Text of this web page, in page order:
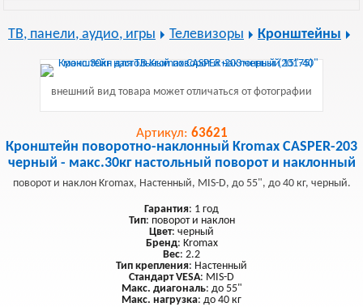
ТВ, панели, аудио, игры Телевизоры Кронштейны
внешний вид товара может отличаться от фотографии
Артикул: 63621
Кронштейн поворотно-наклонный Kromax CASPER-203
черный - макс.30кг настольный поворот и наклонный
поворот и наклон Kromax, Настенный, MIS-D, до 55", до 40 кг, черный.
Гарантия: 1 год
Тип: поворот и наклон
Цвет: черный
Бренд: Kromax
Вес: 2.2
Тип крепления: Настенный
Стандарт VESA: MIS-D
Макс. диагональ: до 55"
Макс. нагрузка: до 40 кг